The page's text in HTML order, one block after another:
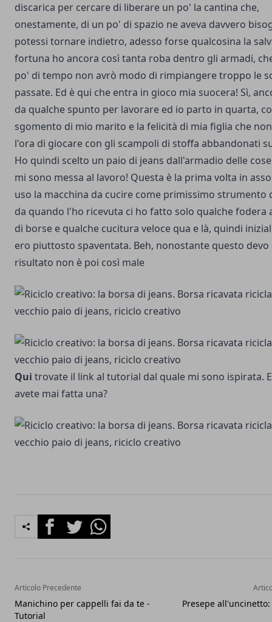
discarica per cercare di liberare un po' la cantina che,
onestamente, di un po' di spazio ne aveva davvero
potessi tornare indietro, adesso forse qualcosina la
fortuna ho ancora così tanta roba dentro gli armadi,
po' di tempo non avrò modo di rimpiangere troppo le
passate. Ed è qui che entra in gioco mia suocera! Sì,
da qualche spunto per lavorare ed io parto in quarta,
sgomento di mio marito e la felicità di mia figlia che
l'ora di giocare con gli scampoli di stoffa abbandonati
Ho quindi scelto un paio di jeans dall'armadio delle
mi sono messa al lavoro! Questa è la prima volta in
uso la macchina da cucire come primissimo strumento
da quando l'ho ricevuta ci ho fatto solo qualche fodera
di borse e qualche cucitura veloce qua e là, quindi
ero piuttosto spaventata. Beh, nonostante questo devo
risultato non è poi così male
Qui trovate il link al tutorial dal quale mi sono ispirata.
avete mai fatta una?
FacebookTwitterWhatsapp
Articolo Precedente
Manichino per cappelli fai da te -
Tutorial
Presepe